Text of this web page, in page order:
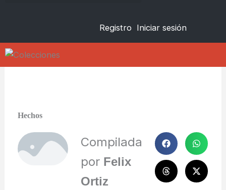
Registro Iniciar sesión
Hechos
Compilada
por Felix
Ortiz